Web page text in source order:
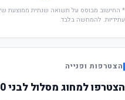
עתידיות. להמחשה בלבד.
הצטרפות ופנייה
הצטרפו למחוג מסלול לבני 60 ומעלה